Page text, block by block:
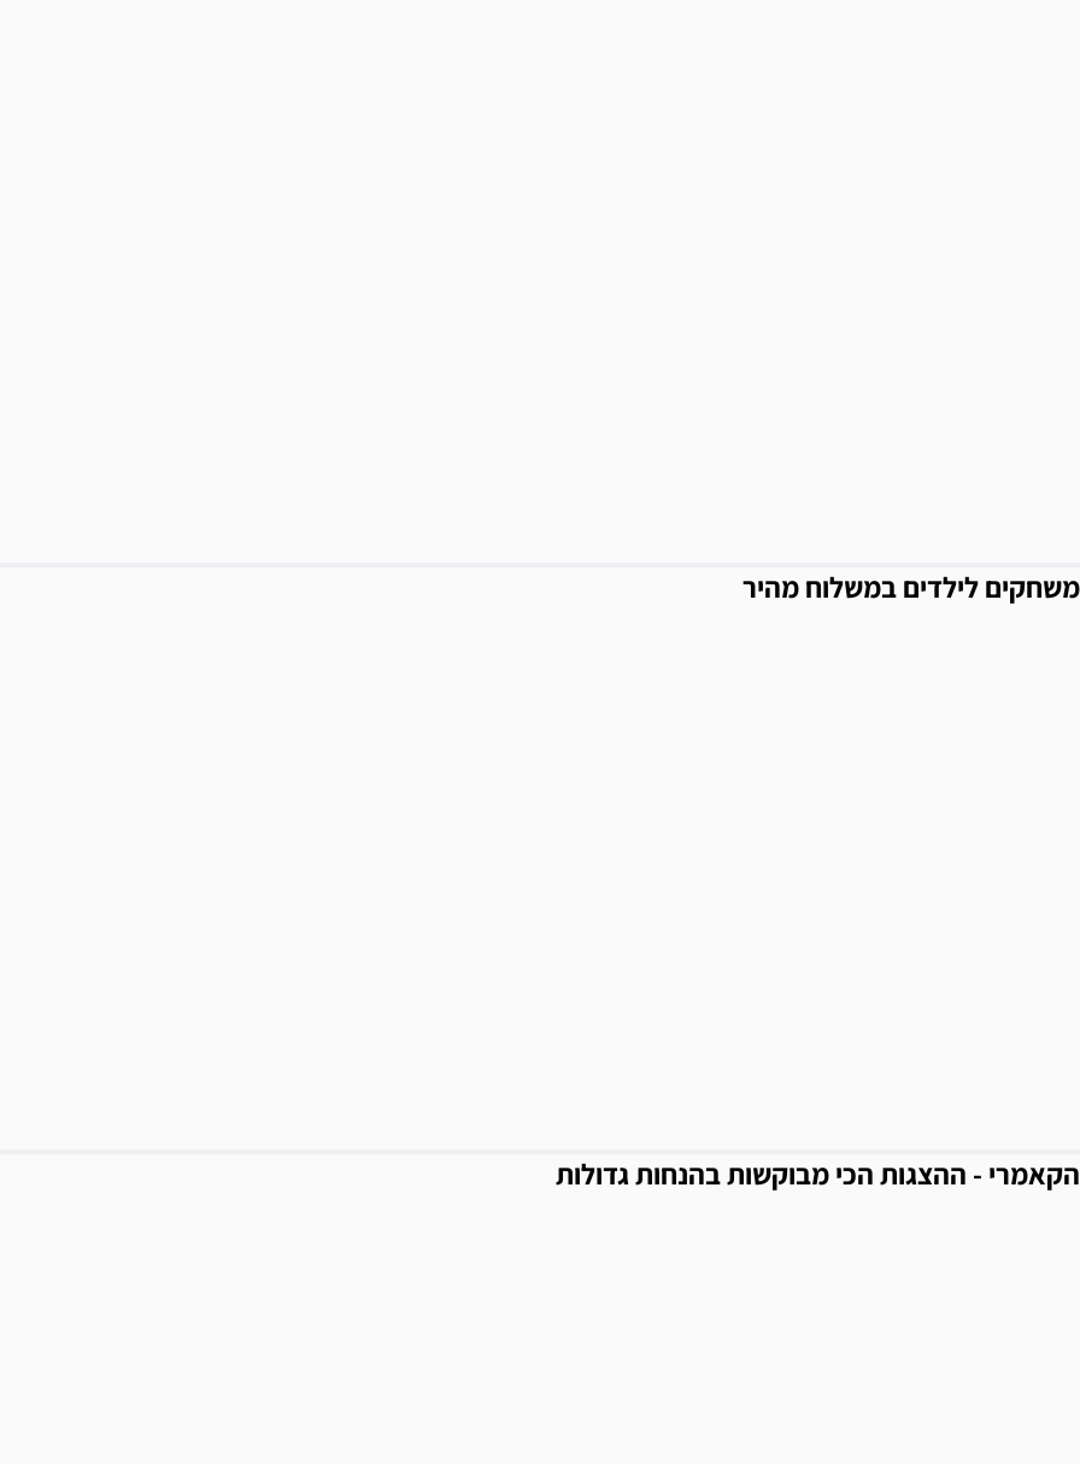
משחקים לילדים במשלוח מהיר
הקאמרי - ההצגות הכי מבוקשות בהנחות גדולות